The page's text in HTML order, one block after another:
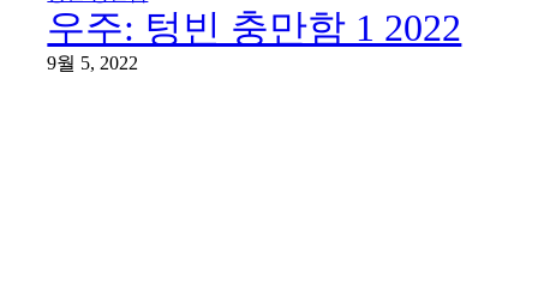
우주: 텅빈 충만함 1 2022
9월 5, 2022